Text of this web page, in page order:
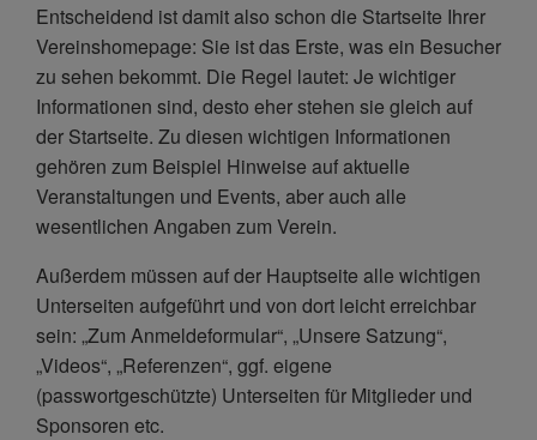
Entscheidend ist damit also schon die Startseite Ihrer
Vereinshomepage: Sie ist das Erste, was ein Besucher
zu sehen bekommt. Die Regel lautet: Je wichtiger
Informationen sind, desto eher stehen sie gleich auf
der Startseite. Zu diesen wichtigen Informationen
gehören zum Beispiel Hinweise auf aktuelle
Veranstaltungen und Events, aber auch alle
wesentlichen Angaben zum Verein.
Außerdem müssen auf der Hauptseite alle wichtigen
Unterseiten aufgeführt und von dort leicht erreichbar
sein: „Zum Anmeldeformular“, „Unsere Satzung“,
„Videos“, „Referenzen“, ggf. eigene
(passwortgeschützte) Unterseiten für Mitglieder und
Sponsoren etc.